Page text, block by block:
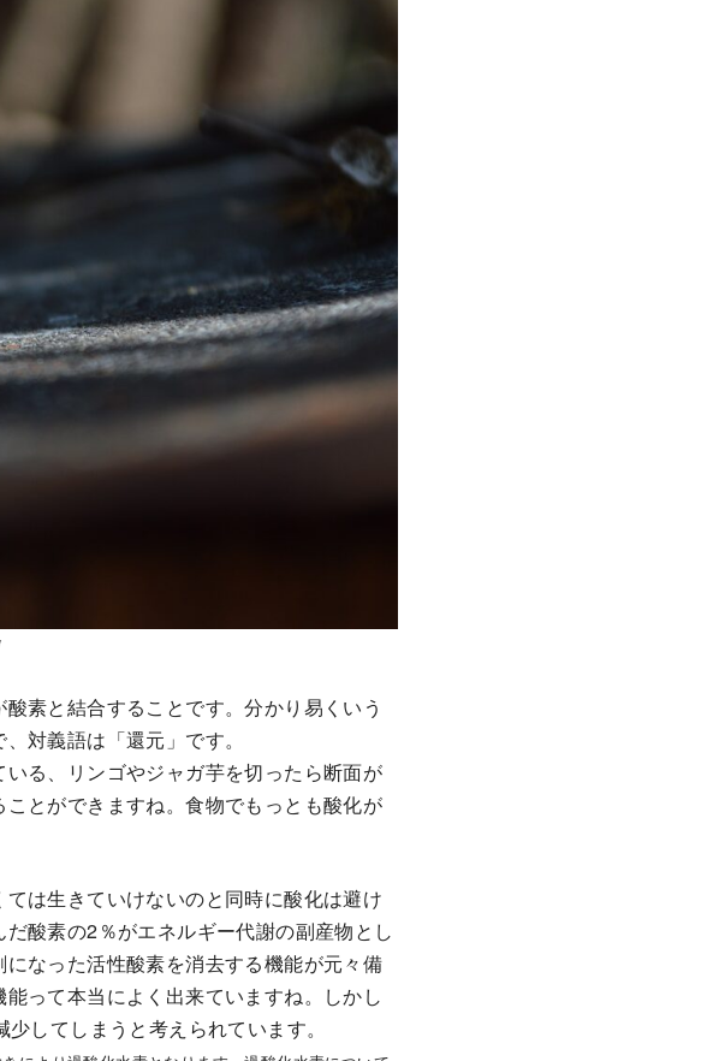
素と結合することです。分かり易くいう
対義語は「還元」です。
る、リンゴやジャガ芋を切ったら断面が
とができますね。食物でもっとも酸化が
は生きていけないのと同時に酸化は避け
酸素の2％がエネルギー代謝の副産物とし
なった活性酸素を消去する機能が元々備
って本当によく出来ていますね。しかし
してしまうと考えられています。